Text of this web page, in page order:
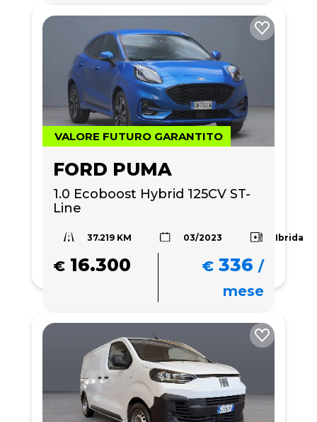
VALORE FUTURO GARANTITO
FORD PUMA
1.0 Ecoboost Hybrid 125CV ST-
Line
37.219 KM 03/2023 Ibrida
€ 16.300 € 336 /
mese